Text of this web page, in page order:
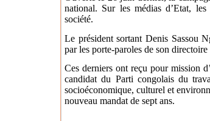
national. Sur les médias d’Etat,
société.
Le président sortant Denis Sassou
par les porte-paroles de son directoire
Ces derniers ont reçu pour mission
candidat du Parti congolais du
socioéconomique, culturel et
nouveau mandat de sept ans.